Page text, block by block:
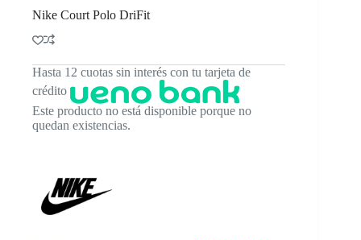
Nike Court Polo DriFit
Hasta 12 cuotas sin interés con tu tarjeta de
crédito
Este producto no está disponible porque no
quedan existencias.